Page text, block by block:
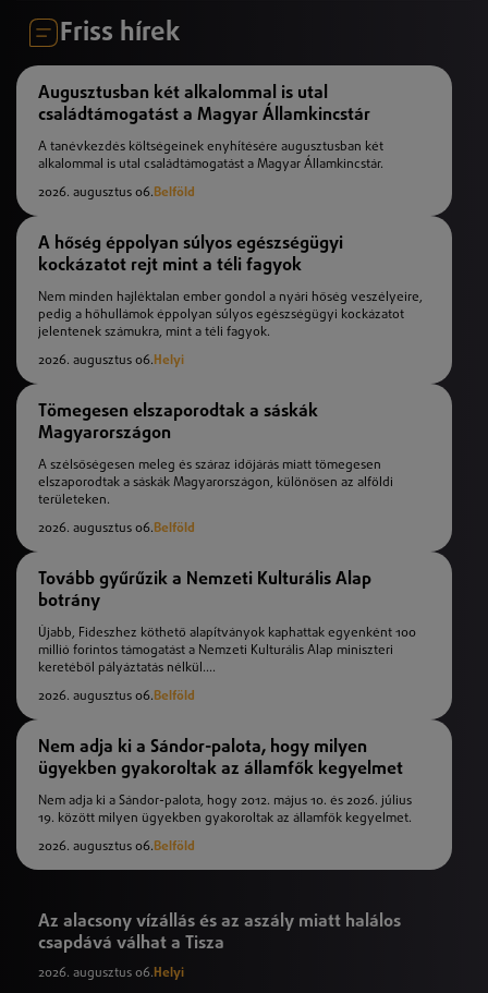
Friss hírek
Augusztusban két alkalommal is utal
családtámogatást a Magyar Államkincstár
A tanévkezdés költségeinek enyhítésére augusztusban két
alkalommal is utal családtámogatást a Magyar Államkincstár.
2026. augusztus 06.Belföld
A hőség éppolyan súlyos egészségügyi
kockázatot rejt mint a téli fagyok
Nem minden hajléktalan ember gondol a nyári hőség veszélyeire,
pedig a hőhullámok éppolyan súlyos egészségügyi kockázatot
jelentenek számukra, mint a téli fagyok.
2026. augusztus 06. Helyi
Tömegesen elszaporodtak a sáskák
Magyarországon
A szélsőségesen meleg és száraz időjárás miatt tömegesen
elszaporodtak a sáskák Magyarországon, különösen az alföldi
területeken.
2026. augusztus 06.Belföld
Tovább gyűrűzik a Nemzeti Kulturális Alap
botrány
Újabb, Fideszhez köthető alapítványok kaphattak egyenként 100
millió forintos támogatást a Nemzeti Kulturális Alap miniszteri
keretéből pályáztatás nélkül....
2026. augusztus 06.Belföld
Nem adja ki a Sándor-palota, hogy milyen
ügyekben gyakoroltak az államfők kegyelmet
Nem adja ki a Sándor-palota, hogy 2012. május 10. és 2026. július
19. között milyen ügyekben gyakoroltak az államfők kegyelmet.
2026. augusztus 06.Belföld
Az alacsony vízállás és az aszály miatt halálos
csapdává válhat a Tisza
2026. augusztus 06. Helyi